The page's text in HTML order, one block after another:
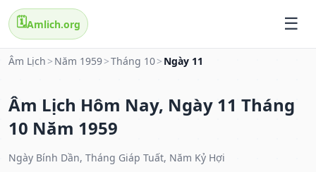
🗓️Amlich.org
Âm Lịch > Năm 1959>Tháng 10> Ngày 11
Âm Lịch Hôm Nay, Ngày 11 Tháng
10 Năm 1959
Ngày Bính Dần, Tháng Giáp Tuất, Năm Kỷ Hợi